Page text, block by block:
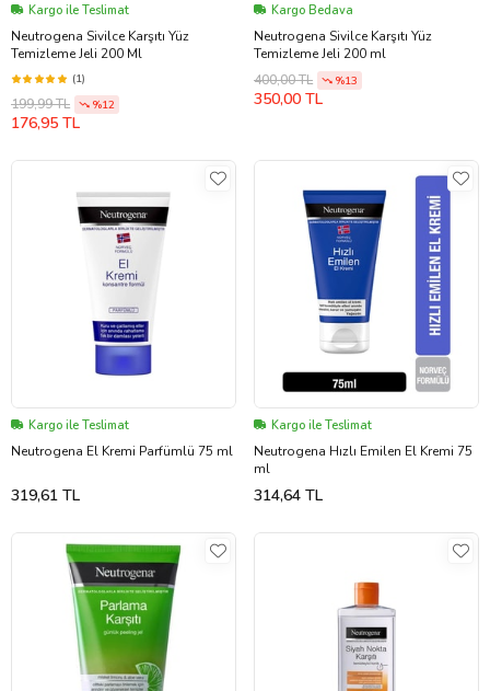
Kargo ile Teslimat
Neutrogena Sivilce Karşıtı Yüz
Temizleme Jeli 200 Ml
(1)
199,99 TL %12
176,95 TL
Kargo Bedava
Neutrogena Sivilce Karşıtı Yüz
Temizleme Jeli 200 ml
400,00 TL
%13
350,00 TL
Kargo ile Teslimat
Neutrogena El Kremi Parfümlü 75 ml
319,61 TL
Kargo ile Teslimat
Neutrogena Hızlı Emilen El Kremi 75
ml
314,64 TL